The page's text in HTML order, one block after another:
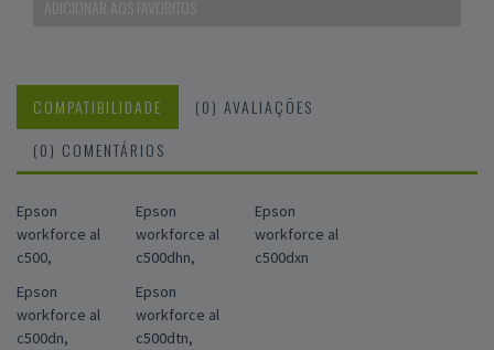
ADICIONAR AOS FAVORITOS
COMPATIBILIDADE
(0) AVALIAÇÕES
(0) COMENTÁRIOS
Epson
workforce al
c500,
Epson
workforce al
c500dn,
Epson
workforce al
c500dhn,
Epson
workforce al
c500dtn,
Epson
workforce al
c500dxn